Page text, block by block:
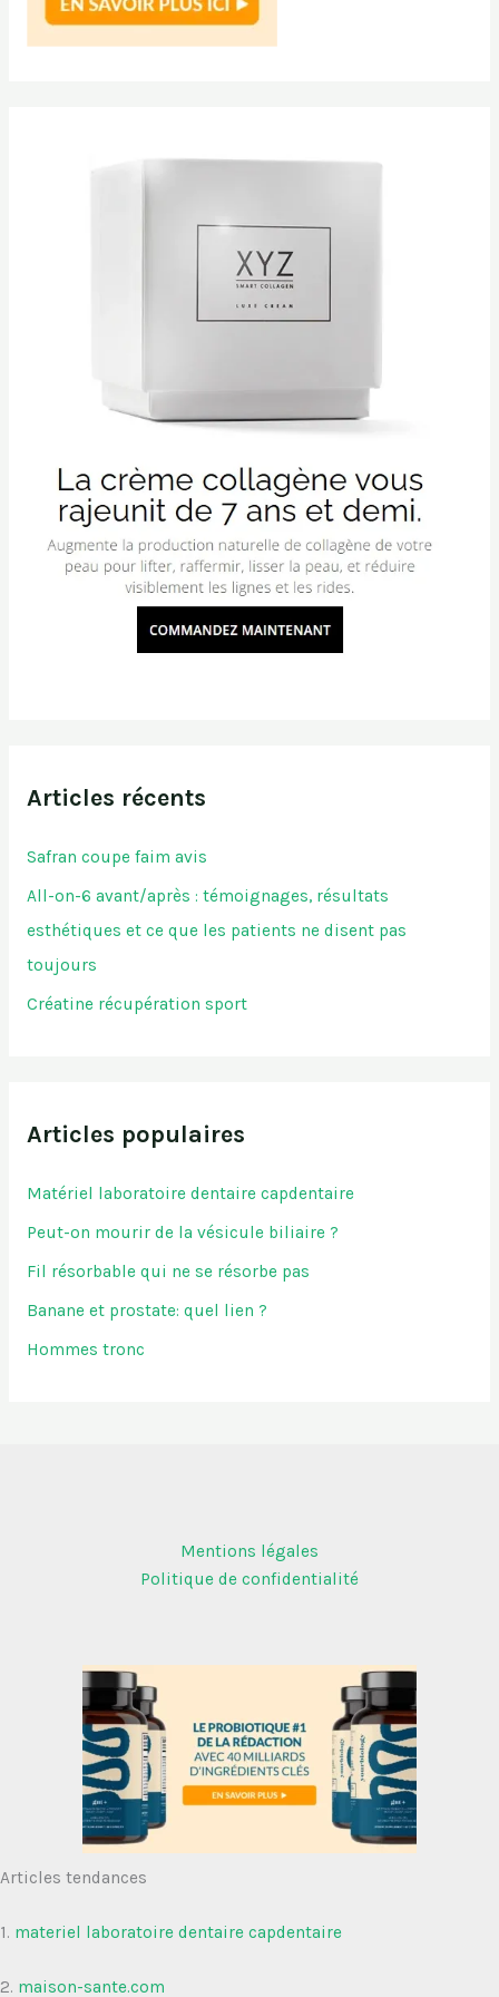
Articles récents
Safran coupe faim avis
All-on-6 avant/après : témoignages, résultats
esthétiques et ce que les patients ne disent pas
toujours
Créatine récupération sport
Articles populaires
Matériel laboratoire dentaire capdentaire
Peut-on mourir de la vésicule biliaire ?
Fil résorbable qui ne se résorbe pas
Banane et prostate: quel lien ?
Hommes tronc
Mentions légales
Politique de confidentialité
Articles tendances
1. materiel laboratoire dentaire capdentaire
2. maison-sante.com